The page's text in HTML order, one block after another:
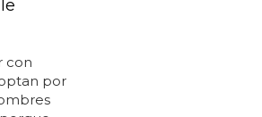
con
por